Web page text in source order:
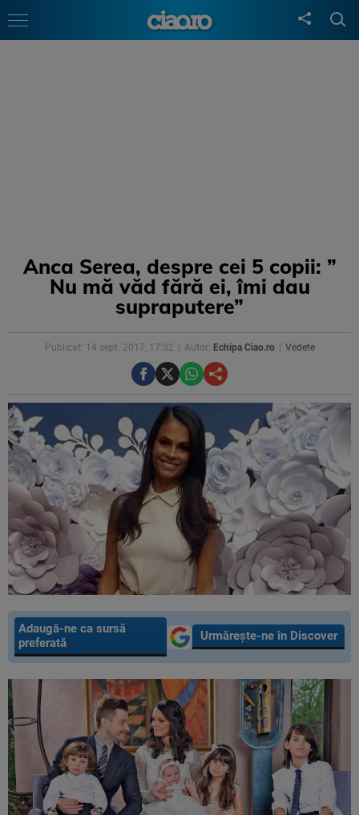
Anca Serea, despre cei 5 copii: ”
Nu mă văd fără ei, îmi dau
supraputere”
Publicat: 14 sept. 2017, 17:32 Autor: Echipa Ciao.ro Vedete
Adaugă-ne ca sursă
preferată
Urmărește-ne în Discover